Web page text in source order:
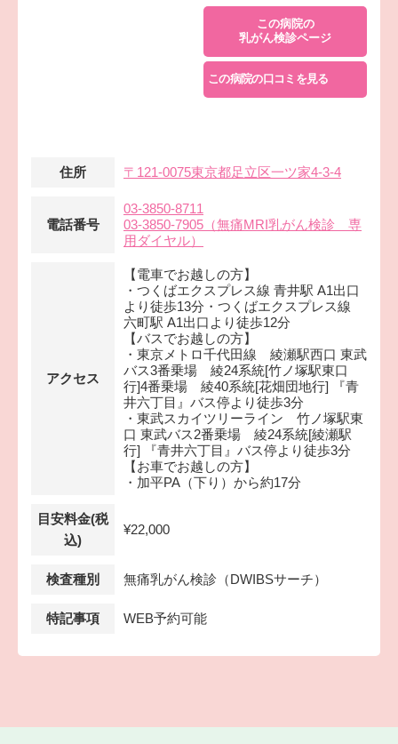
この病院の
乳がん検診ページ
この病院の口コミを見る
住所 〒121-0075東京都足立区一ツ家4-3-4
電話番号
03-3850-8711
03-3850-7905（無痛MRI乳がん検診 専
用ダイヤル）
アクセス
【電車でお越しの方】
・つくばエクスプレス線 青井駅 A1出口
より徒歩13分・つくばエクスプレス線
六町駅 A1出口より徒歩12分
【バスでお越しの方】
・東京メトロ千代田線 綾瀬駅西口 東武
バス3番乗場 綾24系統[竹ノ塚駅東口
行]4番乗場 綾40系統[花畑団地行] 『青
井六丁目』バス停より徒歩3分
・東武スカイツリーライン 竹ノ塚駅東
口 東武バス2番乗場 綾24系統[綾瀬駅
行] 『青井六丁目』バス停より徒歩3分
【お車でお越しの方】
・加平PA（下り）から約17分
目安料金(税
込)
¥22,000
検査種別 無痛乳がん検診（DWIBSサーチ）
特記事項 WEB予約可能